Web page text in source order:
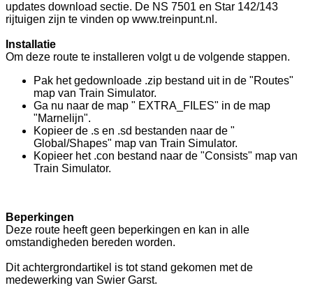
updates download sectie. De NS 7501 en Star 142/143
rijtuigen zijn te vinden op www.treinpunt.nl.
Installatie
Om deze route te installeren volgt u de volgende stappen.
Pak het gedownloade .zip bestand uit in de "Routes"
map van Train Simulator.
Ga nu naar de map " EXTRA_FILES" in de map
"Marnelijn".
Kopieer de .s en .sd bestanden naar de "
Global/Shapes" map van Train Simulator.
Kopieer het .con bestand naar de "Consists" map van
Train Simulator.
Beperkingen
Deze route heeft geen beperkingen en kan in alle
omstandigheden bereden worden.
Dit achtergrondartikel is tot stand gekomen met de
medewerking van Swier Garst.